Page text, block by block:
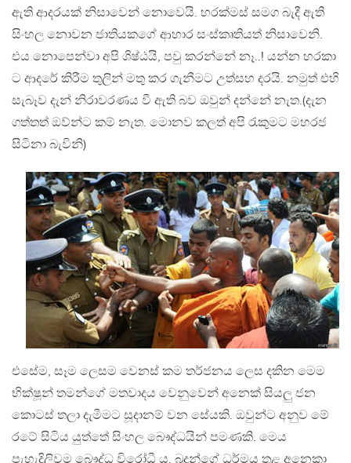
ඇති ආදරයක් නිසාවෙන් නොවෙයි. හරක්මස් සමග බැදී ඇති
සිංහල නොවන ජාතියකගේ ආහාර සංස්කෘතියත් නිසාවෙනි.
එය නොපෙන්වා අපි ශිෂ්ඨයි, පවු කරන්නේ නෑ..! යන්න හරකා
ට ආදරේ කිරීම තුලින් මතු කර ගැනීමට උත්සහ දරයි. නමුත් එහි
සැබෑව දැන් නිරාවරණය වී ඇති බව ඔවුන් දන්නේ නැත.(දැන
ගත්තත් ඔව්න්ට කම් නැත. මොනව කලත් අපි රැකුමට මහරජ
සිටිනා බැවිනි)
එසේම, සෑම ලෙසම වෙනස් කම තර්ජනය ලෙස දකින මෙම
භික්ෂූන් තමන්ගේ මතවාදය වෙනුවෙන් අනෙක් සියලු ජන
කොටස් තලා දැමීමට සූදානම් වන සේයකි. ඔවුන්ට අනුව මේ
රටේ සිටිය යුත්තේ සිංහල බෞද්ධයින් පමණකි. මෙය
පැහැදිලිවම බෞද්ධ විරෝධී ය. බුදුන්ගේ ධර්මය තුළ අනෙකා